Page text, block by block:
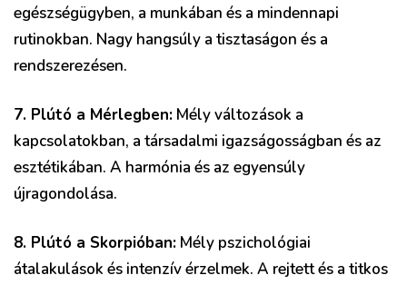
egészségügyben, a munkában és a mindennapi
rutinokban. Nagy hangsúly a tisztaságon és a
rendszerezésen.
7. Plútó a Mérlegben: Mély változások a
kapcsolatokban, a társadalmi igazságosságban és az
esztétikában. A harmónia és az egyensúly
újragondolása.
8. Plútó a Skorpióban: Mély pszichológiai
átalakulások és intenzív érzelmek. A rejtett és a titkos